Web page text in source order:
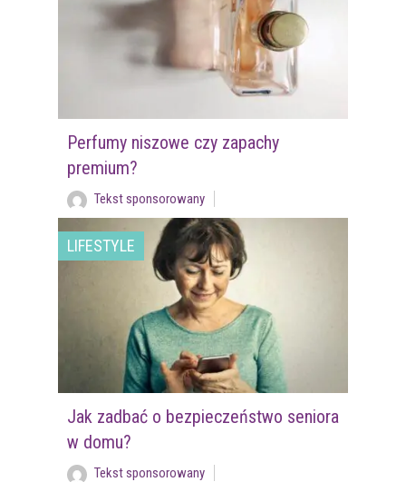
Perfumy niszowe czy zapachy
premium?
Tekst sponsorowany
LIFESTYLE
Jak zadbać o bezpieczeństwo seniora
w domu?
Tekst sponsorowany